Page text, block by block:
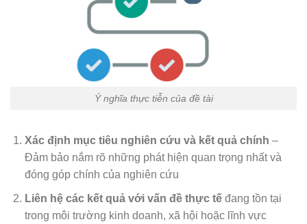
Ý nghĩa thực tiễn của đề tài
Xác định mục tiêu nghiên cứu và kết quả chính –
Đảm bảo nắm rõ những phát hiện quan trọng nhất và
đóng góp chính của nghiên cứu
Liên hệ các kết quả với vấn đề thực tếđang tồn tại
trong môi trường kinh doanh, xã hội hoặc lĩnh vực